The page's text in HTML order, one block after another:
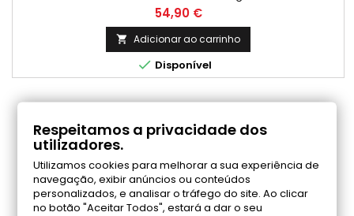
Preço
54,90 €
 Adicionar ao carrinho
 Disponível
COMENTÁRIOS (0)
Seja o primeiro a fazer uma avaliação
Respeitamos a privacidade dos
utilizadores.
Utilizamos cookies para melhorar a sua experiência de
navegação, exibir anúncios ou conteúdos
personalizados, e analisar o tráfego do site. Ao clicar
no botão "Aceitar Todos", estará a dar o seu